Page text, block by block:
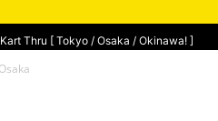
Thru [ Tokyo / Osaka / Okinawa! ]